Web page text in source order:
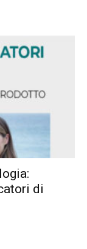
di